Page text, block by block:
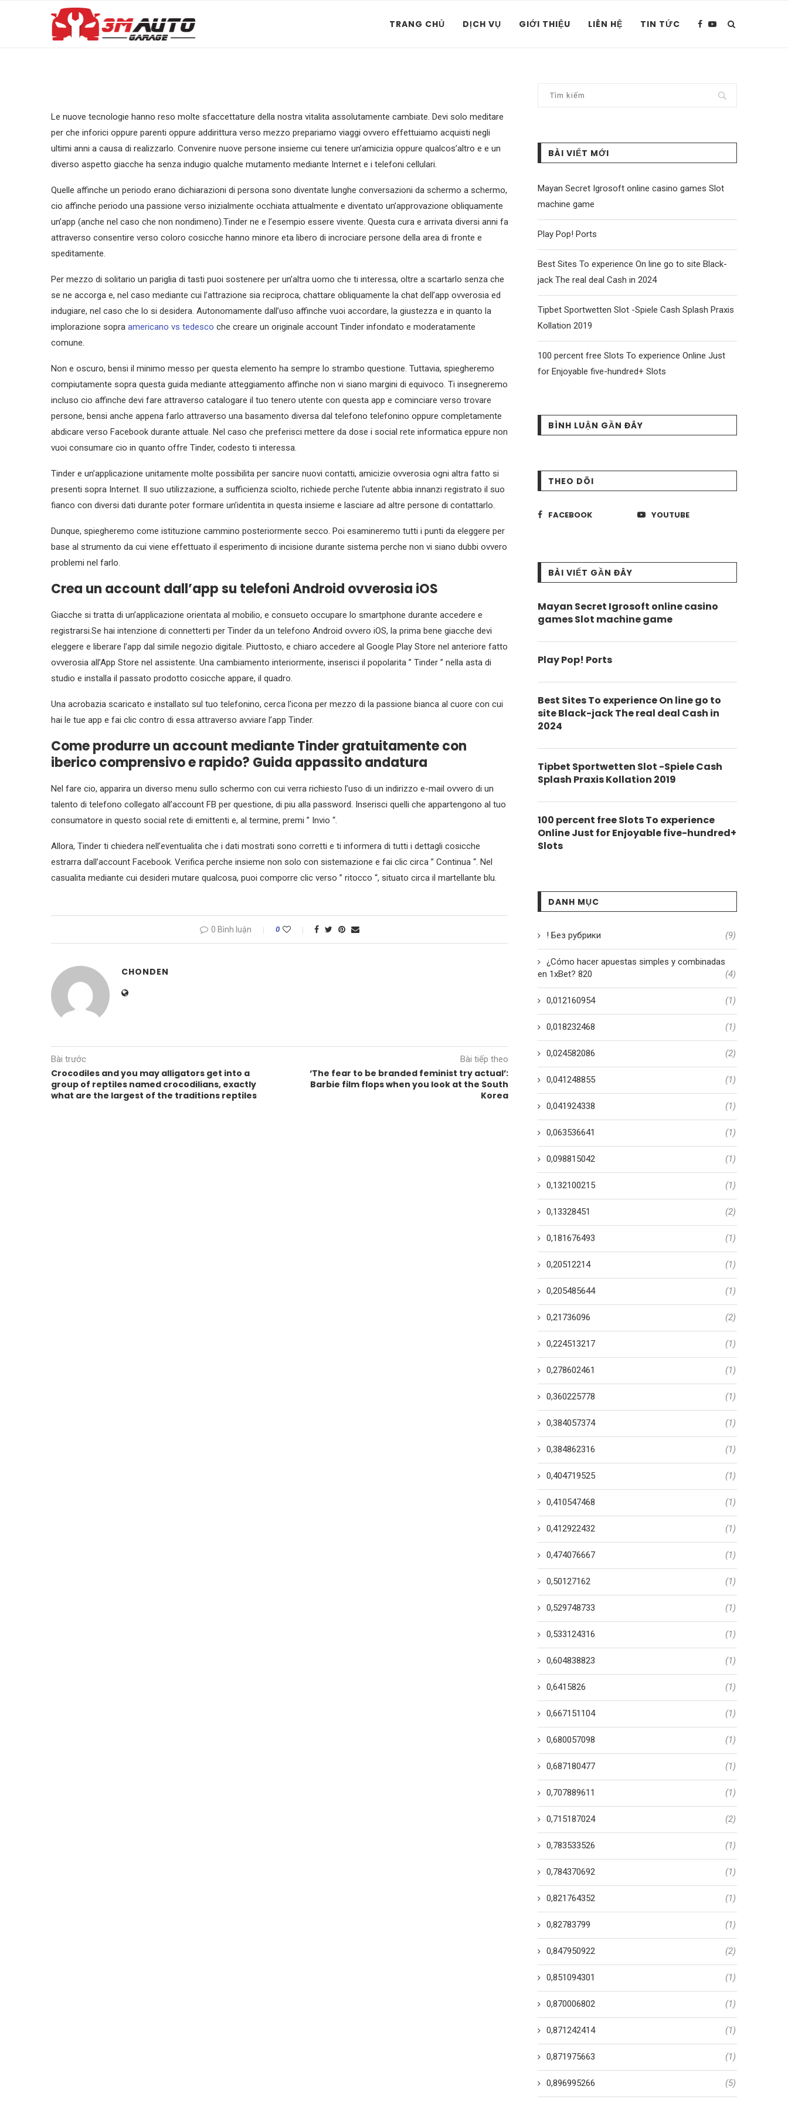
TRANG CHỦ DỊCH VỤ GIỚI THIỆU LIÊN HỆ TIN TỨC
Le nuove tecnologie hanno reso molte sfaccettature della nostra vitalita assolutamente cambiate. Devi solo meditare
per che inforici oppure parenti oppure addirittura verso mezzo prepariamo viaggi ovvero effettuiamo acquisti negli
ultimi anni a causa di realizzarlo. Convenire nuove persone insieme cui tenere un’amicizia oppure qualcos’altro e e un
diverso aspetto giacche ha senza indugio qualche mutamento mediante Internet e i telefoni cellulari.
Quelle affinche un periodo erano dichiarazioni di persona sono diventate lunghe conversazioni da schermo a schermo,
cio affinche periodo una passione verso inizialmente occhiata attualmente e diventato un’approvazione obliquamente
un’app (anche nel caso che non nondimeno).Tinder ne e l’esempio essere vivente. Questa cura e arrivata diversi anni fa
attraverso consentire verso coloro cosicche hanno minore eta libero di incrociare persone della area di fronte e
speditamente.
Per mezzo di solitario un pariglia di tasti puoi sostenere per un’altra uomo che ti interessa, oltre a scartarlo senza che
se ne accorga e, nel caso mediante cui l’attrazione sia reciproca, chattare obliquamente la chat dell’app ovverosia ed
indugiare, nel caso che lo si desidera. Autonomamente dall’uso affinche vuoi accordare, la giustezza e in quanto la
implorazione sopra americano vs tedesco che creare un originale account Tinder infondato e moderatamente
comune.
Non e oscuro, bensi il minimo messo per questa elemento ha sempre lo strambo questione. Tuttavia, spiegheremo
compiutamente sopra questa guida mediante atteggiamento affinche non vi siano margini di equivoco. Ti insegneremo
incluso cio affinche devi fare attraverso catalogare il tuo tenero utente con questa app e cominciare verso trovare
persone, bensi anche appena farlo attraverso una basamento diversa dal telefono telefonino oppure completamente
abdicare verso Facebook durante attuale. Nel caso che preferisci mettere da dose i social rete informatica eppure non
vuoi consumare cio in quanto offre Tinder, codesto ti interessa.
Tinder e un’applicazione unitamente molte possibilita per sancire nuovi contatti, amicizie ovverosia ogni altra fatto si
presenti sopra Internet. Il suo utilizzazione, a sufficienza sciolto, richiede perche l’utente abbia innanzi registrato il suo
fianco con diversi dati durante poter formare un’identita in questa insieme e lasciare ad altre persone di contattarlo.
Dunque, spiegheremo come istituzione cammino posteriormente secco. Poi esamineremo tutti i punti da eleggere per
base al strumento da cui viene effettuato il esperimento di incisione durante sistema perche non vi siano dubbi ovvero
problemi nel farlo.
Crea un account dall’app su telefoni Android ovverosia iOS
Giacche si tratta di un’applicazione orientata al mobilio, e consueto occupare lo smartphone durante accedere e
registrarsi.Se hai intenzione di connetterti per Tinder da un telefono Android ovvero iOS, la prima bene giacche devi
eleggere e liberare l’app dal simile negozio digitale. Piuttosto, e chiaro accedere al Google Play Store nel anteriore fatto
ovverosia all’App Store nel assistente. Una cambiamento interiormente, inserisci il popolarita ” Tinder ” nella asta di
studio e installa il passato prodotto cosicche appare, il quadro.
Una acrobazia scaricato e installato sul tuo telefonino, cerca l’icona per mezzo di la passione bianca al cuore con cui
hai le tue app e fai clic contro di essa attraverso avviare l’app Tinder.
Come produrre un account mediante Tinder gratuitamente con
iberico comprensivo e rapido? Guida appassito andatura
Nel fare cio, apparira un diverso menu sullo schermo con cui verra richiesto l’uso di un indirizzo e-mail ovvero di un
talento di telefono collegato all’account FB per questione, di piu alla password. Inserisci quelli che appartengono al tuo
consumatore in questo social rete di emittenti e, al termine, premi ” Invio “.
Allora, Tinder ti chiedera nell’eventualita che i dati mostrati sono corretti e ti informera di tutti i dettagli cosicche
estrarra dall’account Facebook. Verifica perche insieme non solo con sistemazione e fai clic circa ” Continua “. Nel
casualita mediante cui desideri mutare qualcosa, puoi comporre clic verso ” ritocco “, situato circa il martellante blu.
0 Bình luận 0
CHONDEN
Bài trước
Crocodiles and you may alligators get into a
group of reptiles named crocodilians, exactly
what are the largest of the traditions reptiles
Bài tiếp theo
‘The fear to be branded feminist try actual’:
Barbie film flops when you look at the South
Korea
BÀI VIẾT MỚI
Mayan Secret Igrosoft online casino games Slot
machine game
Play Pop! Ports
Best Sites To experience On line go to site Black-
jack The real deal Cash in 2024
Tipbet Sportwetten Slot -Spiele Cash Splash Praxis
Kollation 2019
100 percent free Slots To experience Online Just
for Enjoyable five-hundred+ Slots
BÌNH LUẬN GẦN ĐÂY
THEO DÕI
FACEBOOK YOUTUBE
BÀI VIẾT GẦN ĐÂY
Mayan Secret Igrosoft online casino
games Slot machine game
Play Pop! Ports
Best Sites To experience On line go to
site Black-jack The real deal Cash in
2024
Tipbet Sportwetten Slot -Spiele Cash
Splash Praxis Kollation 2019
100 percent free Slots To experience
Online Just for Enjoyable five-hundred+
Slots
DANH MỤC
! Без рубрики (9)
¿Cómo hacer apuestas simples y combinadas
en 1xBet? 820
(4)
0,012160954 (1)
0,018232468 (1)
0,024582086 (2)
0,041248855 (1)
0,041924338 (1)
0,063536641 (1)
0,098815042 (1)
0,132100215 (1)
0,13328451 (2)
0,181676493 (1)
0,20512214 (1)
0,205485644 (1)
0,21736096 (2)
0,224513217 (1)
0,278602461 (1)
0,360225778 (1)
0,384057374 (1)
0,384862316 (1)
0,404719525 (1)
0,410547468 (1)
0,412922432 (1)
0,474076667 (1)
0,50127162 (1)
0,529748733 (1)
0,533124316 (1)
0,604838823 (1)
0,6415826 (1)
0,667151104 (1)
0,680057098 (1)
0,687180477 (1)
0,707889611 (1)
0,715187024 (2)
0,783533526 (1)
0,784370692 (1)
0,821764352 (1)
0,82783799 (1)
0,847950922 (2)
0,851094301 (1)
0,870006802 (1)
0,871242414 (1)
0,871975663 (1)
0,896995266 (5)